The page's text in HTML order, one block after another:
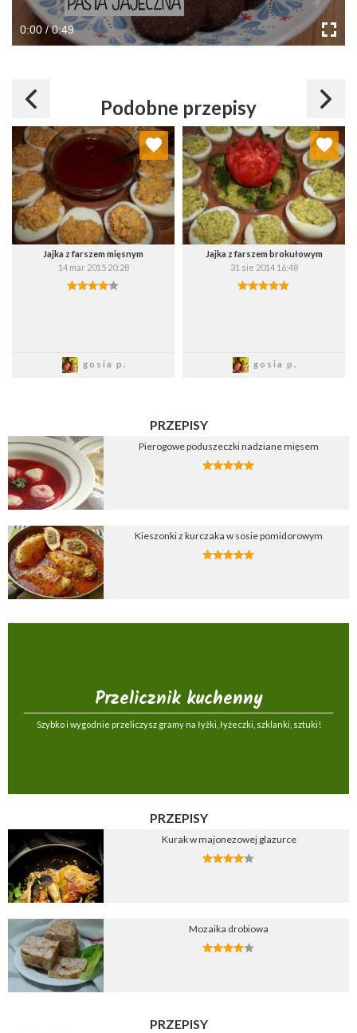
0:00 / 0:49
Podobne przepisy
Jajka z farszem mięsnym
14 mar 2015 20:28
gosia p.
Dodaj do ulubionych
Wybierz listę:
Zapisz
Jajka z farszem brokułowym
31 sie 2014 16:48
gosia p.
Dodaj do ulubionych
Wybierz listę:
Zapisz
PRZEPISY
Pierogowe poduszeczki nadziane mięsem
Kieszonki z kurczaka w sosie pomidorowym
Przelicznik kuchenny
Szybko i wygodnie przeliczysz gramy na łyżki, łyżeczki, szklanki, sztuki!
PRZEPISY
Kurak w majonezowej glazurce
Mozaika drobiowa
PRZEPISY